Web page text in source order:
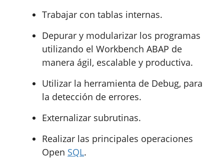
Trabajar con tablas internas.
Depurar y modularizar los programas
utilizando el Workbench ABAP de
manera ágil, escalable y productiva.
Utilizar la herramienta de Debug, para
la detección de errores.
Externalizar subrutinas.
Realizar las principales operaciones
Open SQL.